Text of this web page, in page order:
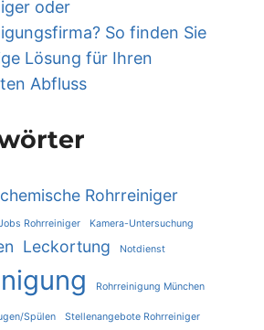
oder
So finden Sie
Lösung für Ihren
Abfluss
chemische Rohrreiniger
Rohrreiniger Kamera-Untersuchung
Leckortung Notdienst
Rohrreinigung München
Spülen Stellenangebote Rohrreiniger